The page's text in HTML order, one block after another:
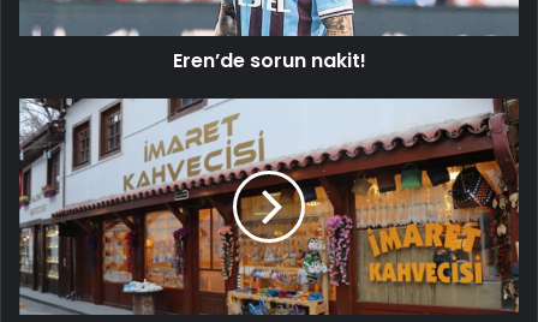
Eren’de sorun nakit!
Köy
okulları
için
beş
kitap
getirene
Türk
kahvesi
ikram